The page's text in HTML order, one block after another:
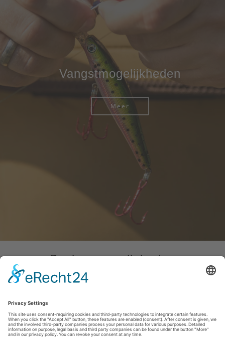
Vangstmogelijkheden
Meer
Bezienswaardigheden
Afdruk|Privacybeleid|Verklaring van toegankelijkheid|Neem
contact met ons op